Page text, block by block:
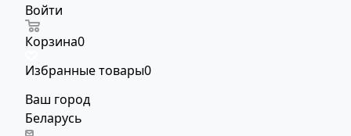
Войти
Корзина0
Избранные товары0
Ваш город
Беларусь